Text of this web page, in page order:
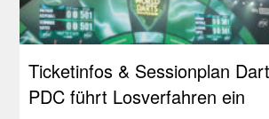
Ticketinfos & Sessionplan
PDC führt Losverfahren ein